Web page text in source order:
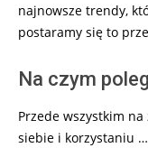
najnowsze trendy,
postaramy się to
Na czym
Przede wszystkim
siebie i korzystaniu …